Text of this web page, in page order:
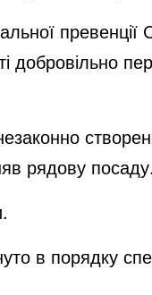
превенції
добровільно
рядову посаду.
в порядку